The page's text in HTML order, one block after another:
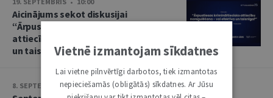
Aicinājums sekot diskusijai
“Ārpustiesas krimināltiesisko
attiecību noregulēšana – vai efektīva
un taisnīga?”
8. SEPTEMBRIS • 13:14
Vietnē izmantojam sīkdatnes
Lai vietne pilnvērtīgi darbotos, tiek izmantotas
nepieciešamās (obligātās) sīkdatnes. Ar Jūsu